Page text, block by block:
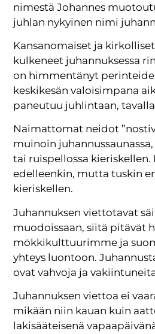
nimestä Johannes
juhlan nykyinen nimi
Kansanomaiset ja
kulkeneet juhannuksessa
on himmentänyt
keskikesän valoisimpana
paneutuu juhlintaan,
Naimattomat neidot
muinoin
tai ruispellossa kieriskellen.
edelleenkin, mutta tuskin
kieriskellen.
Juhannuksen viettotavat
muodoissaan, siitä pitävät
mökkikulttuurimme ja
yhteys luontoon.
ovat vahvoja ja
Juhannuksen viettoa ei
mikään niin kauan kuin
lakisääteisenä